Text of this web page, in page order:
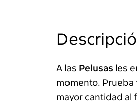
A las Pelusas les
momento.
mayor cantidad al